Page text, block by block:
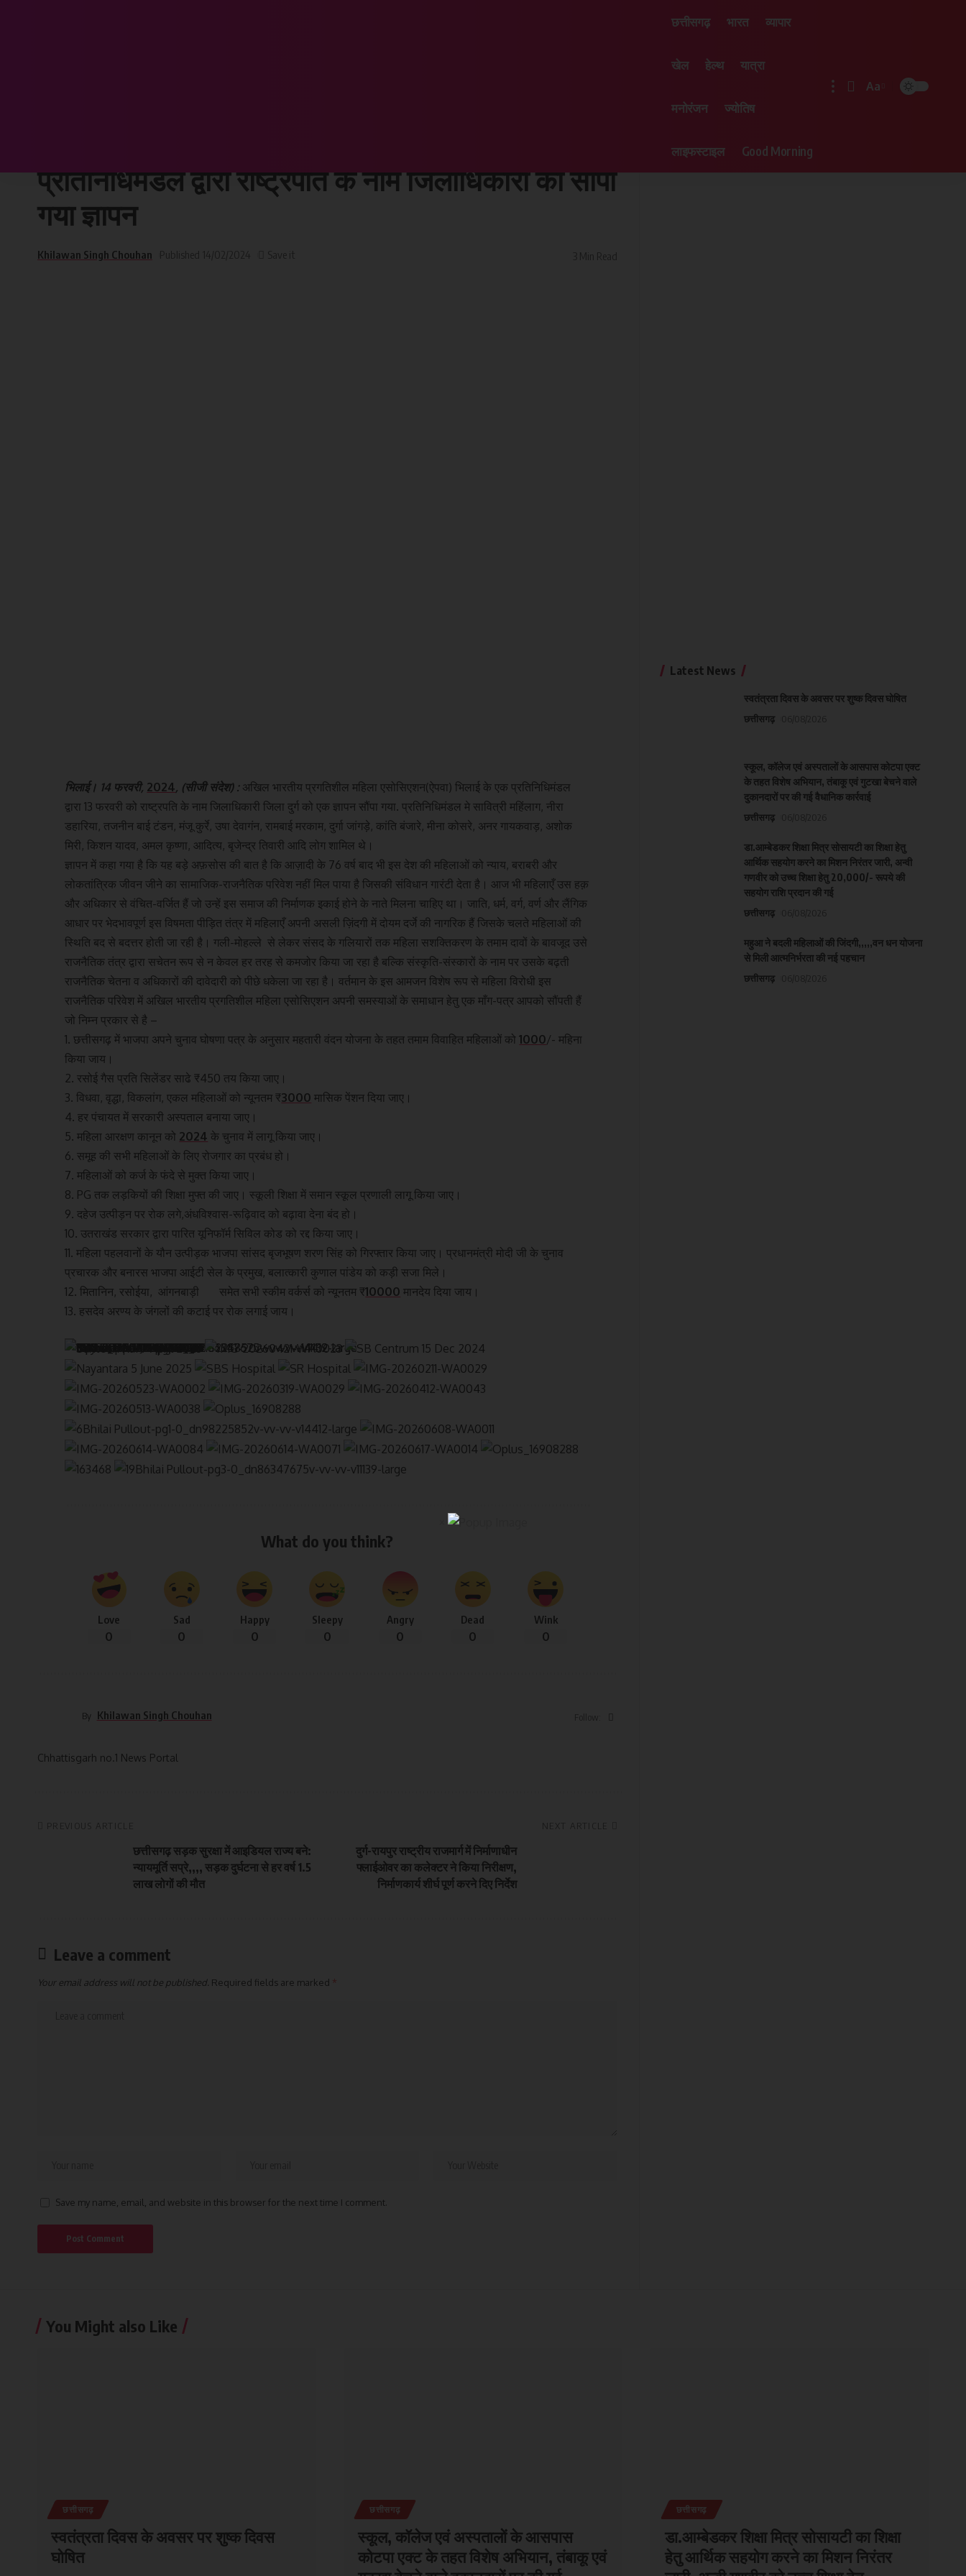
छत्तीसगढ़ भारत व्यापार
खेल हेल्थ यात्रा
मनोरंजन ज्योतिष
लाइफस्टाइल Good Morning
Aa
प्रतिनिधिमंडल द्वारा राष्ट्रपति के नाम जिलाधिकारी को सौंपा
गया ज्ञापन
Khilawan Singh Chouhan
भिलाई। 14 फरवरी, 2024, (सीजी संदेश) : अखिल भारतीय प्रगतिशील महिला एसोसिएशन(ऐपवा) भिलाई के एक प्रतिनिधिमंडल
द्वारा 13 फरवरी को राष्ट्रपति के नाम जिलाधिकारी जिला दुर्ग को एक ज्ञापन सौंपा गया. प्रतिनिधिमंडल मे सावित्री महिंलाग, नीरा
डहारिया, तजनीन बाई टंडन, मंजू कुर्रे, उषा देवागंन, रामबाई मरकाम, दुर्गा जांगड़े, कांति बंजारे, मीना कोसरे, अनर गायकवाड़, अशोक
मिरी, किशन यादव, अमल कृष्णा, आदित्य, बृजेन्द्र तिवारी आदि लोग शामिल थे।
ज्ञापन में कहा गया है कि यह बड़े अफ़सोस की बात है कि आज़ादी के 76 वर्ष बाद भी इस देश की महिलाओं को न्याय, बराबरी और
लोकतांत्रिक जीवन जीने का सामाजिक-राजनैतिक परिवेश नहीं मिल पाया है जिसकी संविधान गारंटी देता है। आज भी महिलाएँ उस हक़
और अधिकार से वंचित-वर्जित हैं जो उन्हें इस समाज की निर्माणक इकाई होने के नाते मिलना चाहिए था। जाति, धर्म, वर्ग, वर्ण और लैंगिक
आधार पर भेदभावपूर्ण इस विषमता पीड़ित तंत्र में महिलाएँ अपनी असली ज़िंदगी में दोयम दर्जे की नागरिक हैं जिसके चलते महिलाओं की
स्थिति बद से बदत्तर होती जा रही है। गली-मोहल्ले से लेकर संसद के गलियारों तक महिला सशक्तिकरण के तमाम दावों के बावजूद उसे
राजनैतिक तंत्र द्वारा सचेतन रूप से न केवल हर तरह से कमजोर किया जा रहा है बल्कि संस्कृति-संस्कारों के नाम पर उसके बढ़ती
राजनैतिक चेतना व अधिकारों की दावेदारी को पीछे धकेला जा रहा है। वर्तमान के इस आमजन विशेष रूप से महिला विरोधी इस
राजनैतिक परिवेश में अखिल भारतीय प्रगतिशील महिला एसोसिएशन अपनी समस्याओं के समाधान हेतु एक माँग-पत्र आपको सौंपती हैं
जो निम्न प्रकार से है –
1. छत्तीसगढ़ में भाजपा अपने चुनाव घोषणा पत्र के अनुसार महतारी वंदन योजना के तहत तमाम विवाहित महिलाओं को1000/- महिना
किया जाय।
2. रसोई गैस प्रति सिलेंडर साढे ₹450 तय किया जाए।
3. विधवा, वृद्धा, विकलांग, एकल महिलाओं को न्यूनतम ₹3000 मासिक पेंशन दिया जाए।
4. हर पंचायत में सरकारी अस्पताल बनाया जाए।
5. महिला आरक्षण कानून को 2024 के चुनाव में लागू किया जाए।
6. समूह की सभी महिलाओं के लिए रोजगार का प्रबंध हो।
7. महिलाओं को कर्ज के फंदे से मुक्त किया जाए।
8. PG तक लड़कियों की शिक्षा मुफ्त की जाए। स्कूली शिक्षा में समान स्कूल प्रणाली लागू किया जाए।
9. दहेज उत्पीड़न पर रोक लगे,अंधविश्वास-रूढ़िवाद को बढ़ावा देना बंद हो।
10. उतराखंड सरकार द्वारा पारित यूनिफॉर्म सिविल कोड को रद्द किया जाए।
11. महिला पहलवानों के यौन उत्पीड़क भाजपा सांसद बृजभूषण शरण सिंह को गिरफ्तार किया जाए। प्रधानमंत्री मोदी जी के चुनाव
प्रचारक और बनारस भाजपा आईटी सेल के प्रमुख, बलात्कारी कुणाल पांडेय को कड़ी सजा मिले।
12. मितानिन, रसोईया, आंगनबाड़ी समेत सभी स्कीम वर्कर्स को न्यूनतम ₹10000 मानदेय दिया जाय।
13. हसदेव अरण्य के जंगलों की कटाई पर रोक लगाई जाय।
What do you think?
Love
0
Sad
0
Happy
0
Sleepy
0
Angry
0
Dead
0
Wink
0
By Khilawan Singh Chouhan
Chhattisgarh no.1 News Portal
छत्तीसगढ़ सड़क सुरक्षा में आइडियल राज्य बने:
न्यायमूर्ति सप्रे,,,, सड़क दुर्घटना से हर वर्ष 1.5
लाख लोगों की मौत
दुर्ग-रायपुर राष्ट्रीय राजमार्ग में निर्माणाधीन
फ्लाईओवर का कलेक्टर ने किया निरीक्षण,
निर्माणकार्य शीर्घ पूर्ण करने दिए निर्देश
Leave a comment
Your email address will not be published. Required fields are marked *
Save my name, email, and website in this browser for the next time I comment.
Latest News
स्वतंत्रता दिवस के अवसर पर शुष्क दिवस घोषित
छत्तीसगढ़
स्कूल, कॉलेज एवं अस्पतालों के आसपास कोटपा एक्ट
के तहत विशेष अभियान, तंबाकू एवं गुटखा बेचने वाले
दुकानदारों पर की गई वैधानिक कार्रवाई
छत्तीसगढ़
डा.आम्बेडकर शिक्षा मित्र सोसायटी का शिक्षा हेतु
आर्थिक सहयोग करने का मिशन निरंतर जारी, अन्वी
गणवीर को उच्च शिक्षा हेतु 20,000/- रूपये की
सहयोग राशि प्रदान की गई
छत्तीसगढ़
महुआ ने बदली महिलाओं की जिंदगी,,,,,वन धन योजना
से मिली आत्मनिर्भरता की नई पहचान
छत्तीसगढ़
You Might also Like
छत्तीसगढ़
स्वतंत्रता दिवस के अवसर पर शुष्क दिवस
घोषित
छत्तीसगढ़
स्कूल, कॉलेज एवं अस्पतालों के आसपास
कोटपा एक्ट के तहत विशेष अभियान, तंबाकू एवं
छत्तीसगढ़
डा.आम्बेडकर शिक्षा मित्र सोसायटी का शिक्षा
हेतु आर्थिक सहयोग करने का मिशन निरंतर